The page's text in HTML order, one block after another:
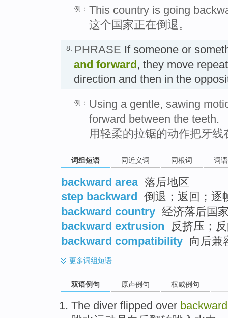
例： This country is going
这个国家正在倒退。
8. PHRASE If someone or
and forward, they move
direction and then in the
例： Using a gentle, sawing
forward between the teeth.
用轻柔的拉锯的动作把牙
词组短语 同近义词 同根词 词
backward area 落后地区
step backward 倒退；返回；逐
backward country 经济落后国
backward extrusion
反挤压；
backward compatibility 向后兼
更多词组短语
双语例句 原声例句 权威例句
The diver flipped over backward